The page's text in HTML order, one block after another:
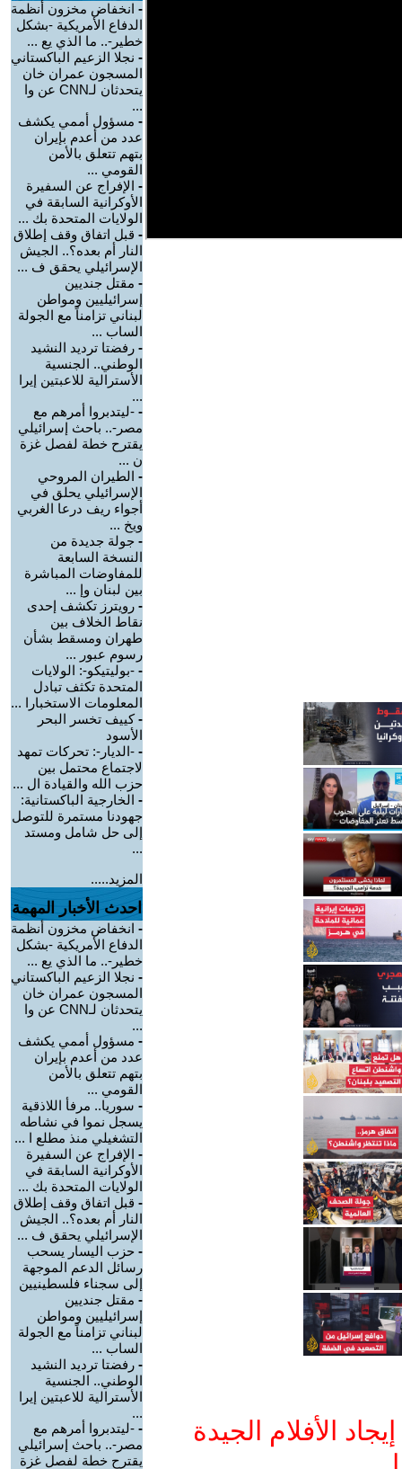
الأفلام الجيدة
- انخفاض مخزون أنظمة
الدفاع الأمريكية -بشكل
خطير-.. ما الذي يع ...
- نجلا الزعيم الباكستاني
المسجون عمران خان
يتحدثان لـCNN عن وا
...
- مسؤول أممي يكشف
عدد من أعدم بإيران
بتهم تتعلق بالأمن
القومي ...
- الإفراج عن السفيرة
الأوكرانية السابقة في
الولايات المتحدة بك ...
- قبل اتفاق وقف إطلاق
النار أم بعده؟.. الجيش
الإسرائيلي يحقق ف ...
- مقتل جنديين
إسرائيليين ومواطن
لبناني تزامناً مع الجولة
الساب ...
- رفضتا ترديد النشيد
الوطني.. الجنسية
الأسترالية للاعبتين إيرا
...
- -ليتدبروا أمرهم مع
مصر-.. باحث إسرائيلي
يقترح خطة لفصل غزة
ن ...
- الطيران المروحي
الإسرائيلي يحلق في
أجواء ريف درعا الغربي
ويخ ...
- جولة جديدة من
النسخة السابعة
للمفاوضات المباشرة
بين لبنان وإ ...
- رويترز تكشف إحدى
نقاط الخلاف بين
طهران ومسقط بشأن
رسوم عبور ...
- -بوليتيكو-: الولايات
المتحدة تكثف تبادل
المعلومات الاستخبارا ...
-كييف تخسر البحر
الأسود
- -الديار-: تحركات تمهد
لاجتماع محتمل بين
حزب الله والقيادة ال ...
- الخارجية الباكستانية:
جهودنا مستمرة للتوصل
إلى حل شامل ومستد
...
المزيد.....
احدث الأخبار المهمة
- انخفاض مخزون أنظمة
الدفاع الأمريكية -بشكل
خطير-.. ما الذي يع ...
- نجلا الزعيم الباكستاني
المسجون عمران خان
يتحدثان لـCNN عن وا
...
- مسؤول أممي يكشف
عدد من أعدم بإيران
بتهم تتعلق بالأمن
القومي ...
- سوريا.. مرفأ اللاذقية
يسجل نموا في نشاطه
التشغيلي منذ مطلع ا ...
- الإفراج عن السفيرة
الأوكرانية السابقة في
الولايات المتحدة بك ...
- قبل اتفاق وقف إطلاق
النار أم بعده؟.. الجيش
الإسرائيلي يحقق ف ...
- حزب اليسار يسحب
رسائل الدعم الموجهة
إلى سجناء فلسطينيين
- مقتل جنديين
إسرائيليين ومواطن
لبناني تزامناً مع الجولة
الساب ...
- رفضتا ترديد النشيد
الوطني.. الجنسية
الأسترالية للاعبتين إيرا
...
- -ليتدبروا أمرهم مع
مصر-.. باحث إسرائيلي
يقترح خطة لفصل غزة